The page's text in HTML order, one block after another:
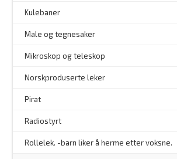
Kulebaner
Male og tegnesaker
Mikroskop og teleskop
Norskproduserte leker
Pirat
Radiostyrt
Rollelek. -barn liker å herme etter voksne.